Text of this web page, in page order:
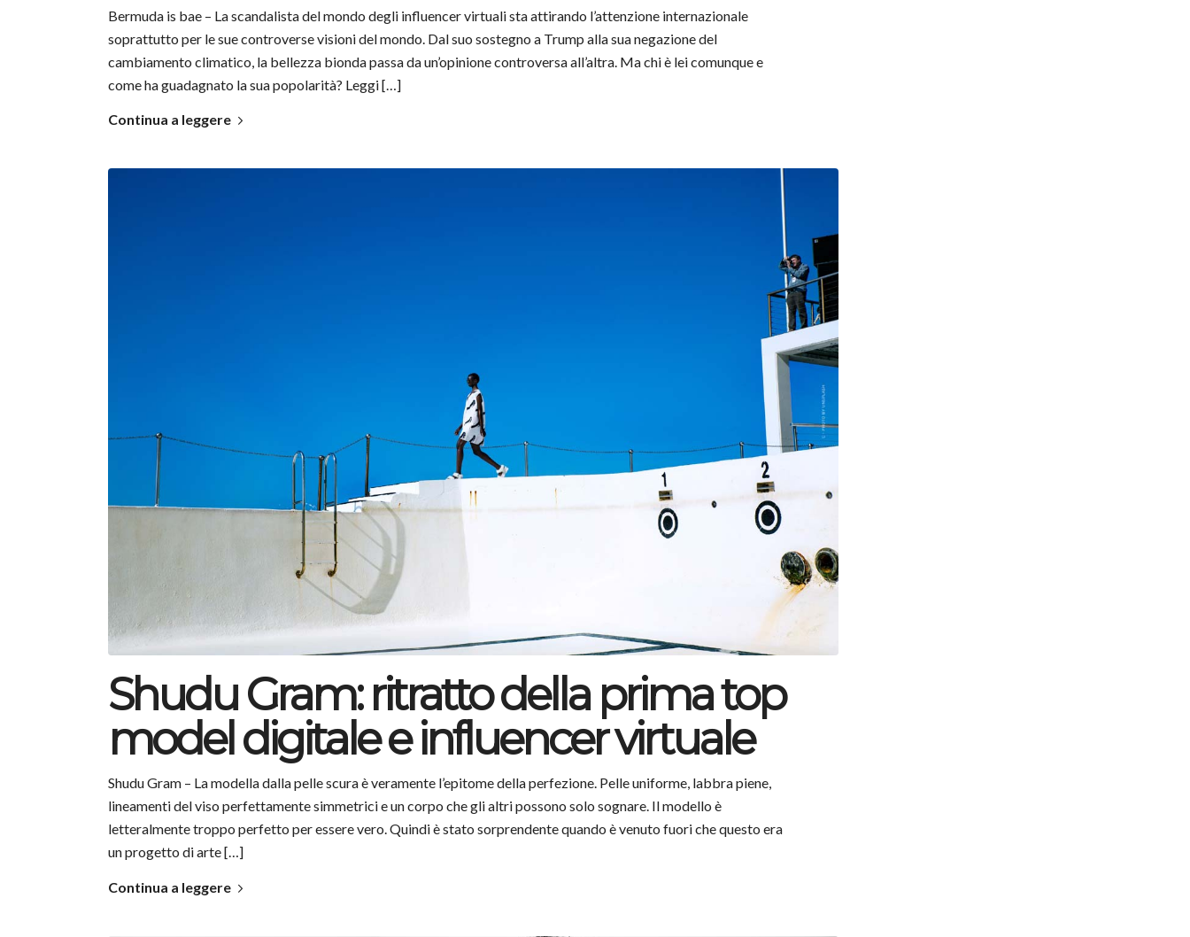
Bermuda is bae – La scandalista del mondo degli influencer virtuali sta attirando l’attenzione internazionale
soprattutto per le sue controverse visioni del mondo. Dal suo sostegno a Trump alla sua negazione del
cambiamento climatico, la bellezza bionda passa da un’opinione controversa all’altra. Ma chi è lei comunque e
come ha guadagnato la sua popolarità? Leggi […]
Continua a leggere
Shudu Gram: ritratto della prima top
model digitale e influencer virtuale
Shudu Gram – La modella dalla pelle scura è veramente l’epitome della perfezione. Pelle uniforme, labbra piene,
lineamenti del viso perfettamente simmetrici e un corpo che gli altri possono solo sognare. Il modello è
letteralmente troppo perfetto per essere vero. Quindi è stato sorprendente quando è venuto fuori che questo era
un progetto di arte […]
Continua a leggere